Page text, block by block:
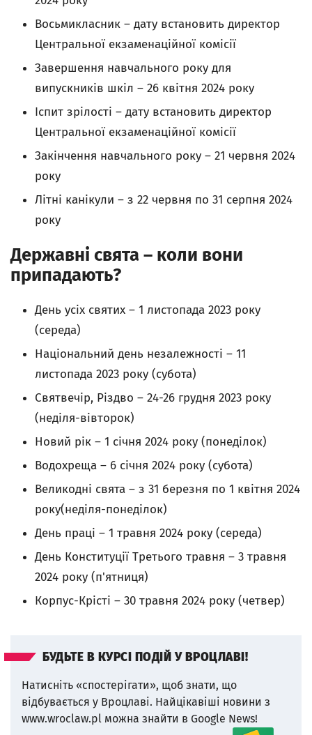
Восьмикласник – дату встановить директор
Центральної екзаменаційної комісії
Завершення навчального року для
випускників шкіл – 26 квітня 2024 року
Іспит зрілості – дату встановить директор
Центральної екзаменаційної комісії
Закінчення навчального року – 21 червня 2024
року
Літні канікули – з 22 червня по 31 серпня 2024
року
Державні свята – коли вони
припадають?
День усіх святих – 1 листопада 2023 року
(середа)
Національний день незалежності – 11
листопада 2023 року (субота)
Святвечір, Різдво – 24-26 грудня 2023 року
(неділя-вівторок)
Новий рік – 1 січня 2024 року (понеділок)
Водохреща – 6 січня 2024 року (субота)
Великодні свята – з 31 березня по 1 квітня 2024
року(неділя-понеділок)
День праці – 1 травня 2024 року (середа)
День Конституції Третього травня – 3 травня
2024 року (п'ятниця)
Корпус-Крісті – 30 травня 2024 року (четвер)
БУДЬТЕ В КУРСІ ПОДІЙ У ВРОЦЛАВІ!
Натисніть «спостерігати», щоб знати, що
відбувається у Вроцлаві. Найцікавіші новини з
www.wroclaw.pl можна знайти в Google News!